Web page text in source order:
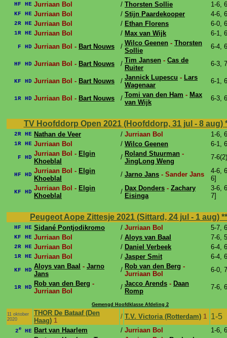
HF HE Jurriaan Bol / Thorsten Sollie 1-6,
KF HE Jurriaan Bol / Stijn Paardekooper 4-6,
2R HE Jurriaan Bol / Ethan Florens 6-0,
1R HE Jurriaan Bol / Max van Wijk 6-1,
F HD Jurriaan Bol - Bart Nouws / Wilco Geenen - Thorsten
Sollie
6-4,
HF HD Jurriaan Bol - Bart Nouws / Tim Jansen - Cas de
Ruiter
6-3,
KF HD Jurriaan Bol - Bart Nouws / Jannick Lupescu - Lars
Wagenaar
6-1,
1R HD Jurriaan Bol - Bart Nouws / Tomi van den Ham - Max
van Wijk
6-3,
TV Hoofddorp Open 2021 (Hoofddorp, 31 jul - 8 aug)
2R HE Nathan de Veer / Jurriaan Bol 1-6,
1R HE Jurriaan Bol / Wilco Geenen 6-1,
F HD Jurriaan Bol - Elgin
Khoeblal
/ Roland Stuurman -
JingLong Weng
7-
HF HD Jurriaan Bol - Elgin
Khoeblal
/ Jarno Jans - Sander Jans
4-6,
6]
KF HD Jurriaan Bol - Elgin
Khoeblal
/ Dax Donders - Zachary
Eisinga
3-6,
7]
Peugeot Aope Zittesje 2021 (Sittard, 24 jul - 1 aug)
HF HE Sidané Pontjodikromo / Jurriaan Bol 5-7,
KF HE Jurriaan Bol / Aloys van Baal 7-6,
2R HE Jurriaan Bol / Daniel Verbeek 6-4,
1R HE Jurriaan Bol / Jasper Smit 6-4,
KF HD Aloys van Baal - Jarno
Jans
/ Rob van den Berg -
Jurriaan Bol
6-0,
1R HD Rob van den Berg -
Jurriaan Bol
/ Jacco Arends - Daan
Romp
7-6,
Gemengd Hoofdklasse Afdeling 2
11 oktober
2020
THOR De Bataaf (Den
Haag) 1
/ T.V. Victoria (Rotterdam) 1 1-5
2e HE Bart van Haarlem / Jurriaan Bol
1-6,